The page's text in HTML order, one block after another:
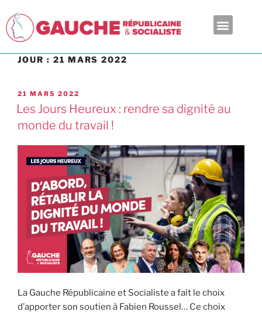
JOUR : 21 MARS 2022
21 MARS 2022
Les Jours Heureux : rendre sa dignité au
monde du travail !
La Gauche Républicaine et Socialiste a fait le choix
d’apporter son soutien à Fabien Roussel… Ce choix